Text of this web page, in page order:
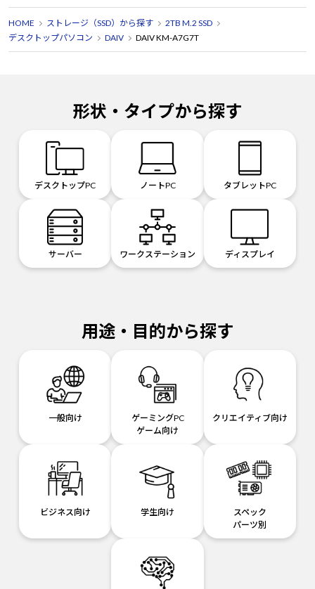
HOME ストレージ（SSD）から探す
2TB M.2 SSD
デスクトップパソコン
DAIV DAIV KM-A7G7T
形状・タイプから探す
デスクトップPC ノートPC タブレットPC
サーバー ワークステーション ディスプレイ
用途・目的から探す
一般向け
ゲーミングPC
ゲーム向け
クリエイティブ向け
ビジネス向け 学生向け
スペック
パーツ別